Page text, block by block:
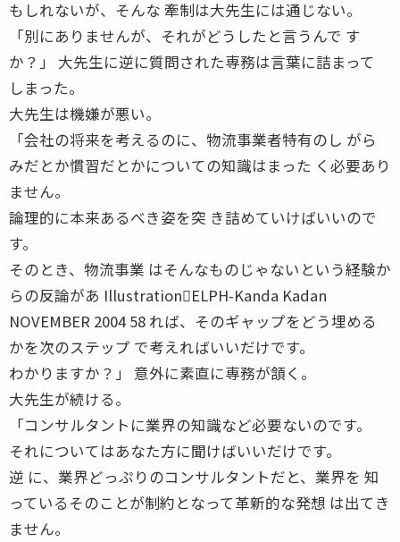
もしれないが、そんな 牽制は大先生には通じない。
「別にありませんが、それがどうしたと言うんで す
か？」 大先生に逆に質問された専務は言葉に詰まって
しまった。
大先生は機嫌が悪い。
「会社の将来を考えるのに、物流事業者特有のし がら
みだとか慣習だとかについての知識はまった く必要あり
ません。
論理的に本来あるべき姿を突 き詰めていけばいいので
す。
そのとき、物流事業 はそんなものじゃないという経験か
らの反論があ Illustration􀀀ELPH-Kanda Kadan
NOVEMBER 2004 58 れば、そのギャップをどう埋める
かを次のステップ で考えればいいだけです。
わかりますか？」 意外に素直に専務が頷く。
大先生が続ける。
「コンサルタントに業界の知識など必要ないのです。
それについてはあなた方に聞けばいいだけです。
逆 に、業界どっぷりのコンサルタントだと、業界を 知
っているそのことが制約となって革新的な発想 は出てき
ません。